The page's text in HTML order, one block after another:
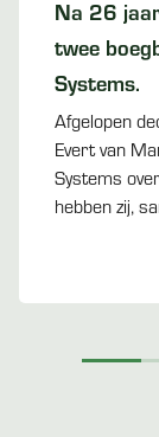
Na 26
twee
Systems.
Afgelopen
Evert van
Systems
hebben zij,